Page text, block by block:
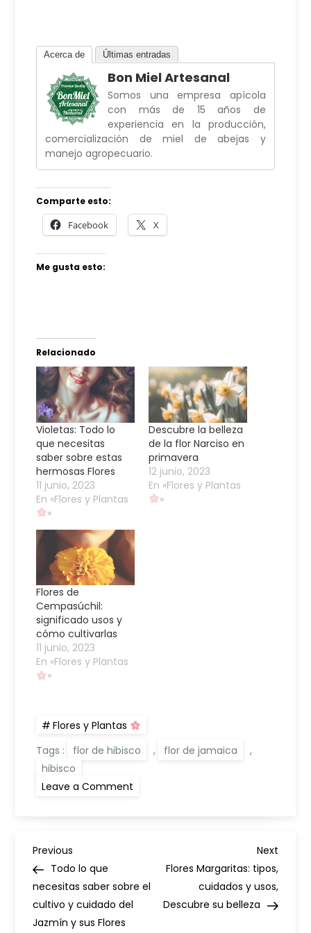
Acerca de Últimas entradas
Bon Miel Artesanal
Somos una empresa apícola
con más de 15 años de
experiencia en la producción,
comercialización de miel de abejas y
manejo agropecuario.
Comparte esto:
Facebook X
Me gusta esto:
Relacionado
Violetas: Todo lo
que necesitas
saber sobre estas
hermosas Flores
11 junio, 2023
En «Flores y Plantas
»
Descubre la belleza
de la flor Narciso en
primavera
12 junio, 2023
En «Flores y Plantas
»
Flores de
Cempasúchil:
significado usos y
cómo cultivarlas
11 junio, 2023
En «Flores y Plantas
»
Flores y Plantas
Tags :
flor de hibisco , flor de jamaica
,
hibisco
Leave a Comment
naturaleza,
Cosmética
–
N
a
v
Previous
Post
Previous
Todo lo que
necesitas saber sobre el
cultivo y cuidado del
Jazmín y sus Flores
Next
Post
Next
Flores Margaritas: tipos,
cuidados y usos,
Descubre su belleza